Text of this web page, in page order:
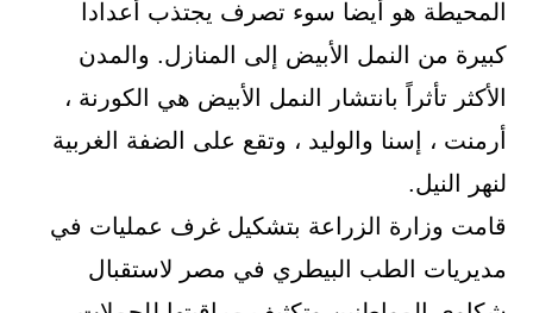
المحيطة هو أيضا سوء تصرف يجتذب أعدادا
كبيرة من النمل الأبيض إلى المنازل. والمدن
الأكثر تأثراً بانتشار النمل الأبيض هي الكورنة ،
أرمنت ، إسنا والوليد ، وتقع على الضفة الغربية
لنهر النيل.
قامت وزارة الزراعة بتشكيل غرف عمليات في
مديريات الطب البيطري في مصر لاستقبال